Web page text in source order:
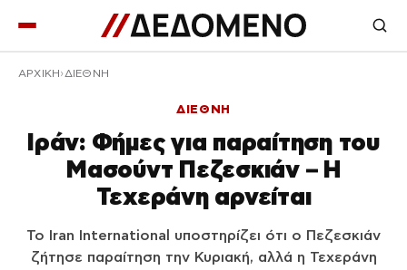
ΑΡΧΙΚΉ ΔΙΕΘΝΗ
ΔΙΕΘΝΗ
Ιράν: Φήμες για παραίτηση του
Μασούντ Πεζεσκιάν – Η
Τεχεράνη αρνείται
Το Iran International υποστηρίζει ότι ο Πεζεσκιάν
ζήτησε παραίτηση την Κυριακή, αλλά η Τεχεράνη